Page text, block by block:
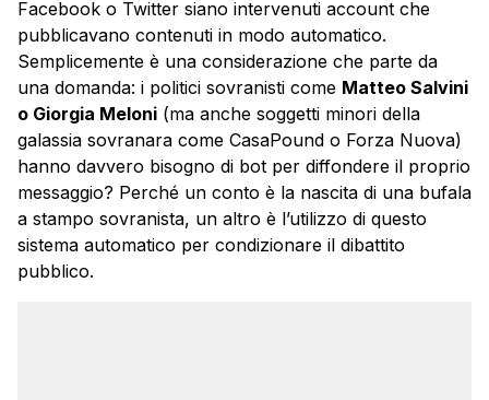
Facebook o Twitter siano intervenuti account che
pubblicavano contenuti in modo automatico.
Semplicemente è una considerazione che parte da
una domanda: i politici sovranisti come Matteo Salvini
o Giorgia Meloni (ma anche soggetti minori della
galassia sovranara come CasaPound o Forza Nuova)
hanno davvero bisogno di bot per diffondere il proprio
messaggio? Perché un conto è la nascita di una bufala
a stampo sovranista, un altro è l’utilizzo di questo
sistema automatico per condizionare il dibattito
pubblico.